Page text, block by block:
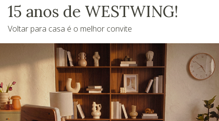
15 anos de WESTWING!
Voltar para casa é o melhor convite